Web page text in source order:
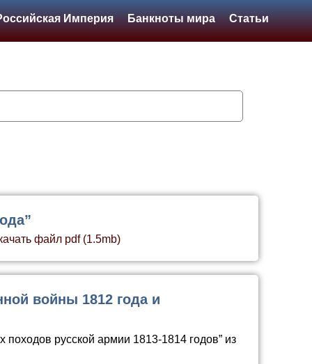
Империя Банкноты мира Статьи
файл pdf (1.5mb)
войны 1812 года и
русской армии 1813-1814 годов” из